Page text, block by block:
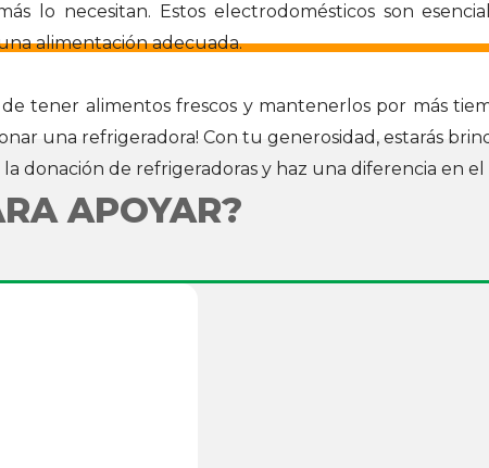
lo necesitan. Estos electrodomésticos son
alimentación adecuada.
tener alimentos frescos y mantenerlos por más
una refrigeradora! Con tu generosidad, estarás
la donación de refrigeradoras y haz una diferencia en
APOYAR?